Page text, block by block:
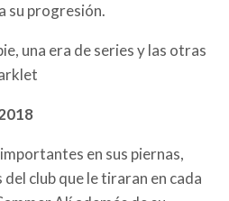
su progresión.
una era de series y las otras
en sus piernas,
club que le tiraran en cada